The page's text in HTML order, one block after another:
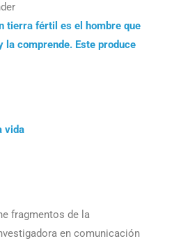
tierra fértil es el hombre que
la comprende. Este produce
vida
fragmentos de la
en comunicación